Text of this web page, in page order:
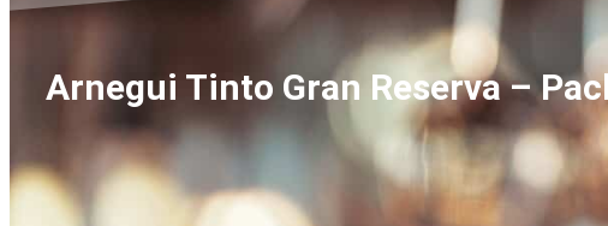
Arnegui Tinto Gran Reserva –